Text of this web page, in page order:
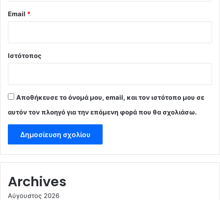
Email *
Ιστότοπος
Αποθήκευσε το όνομά μου, email, και τον ιστότοπο μου σε
αυτόν τον πλοηγό για την επόμενη φορά που θα σχολιάσω.
Archives
Αύγουστος 2026